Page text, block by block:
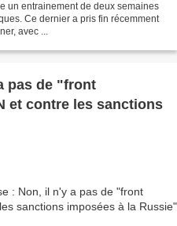
un entrainement de deux semaines
Ce dernier a pris fin récemment
avec ...
pas de "front
et contre les sanctions